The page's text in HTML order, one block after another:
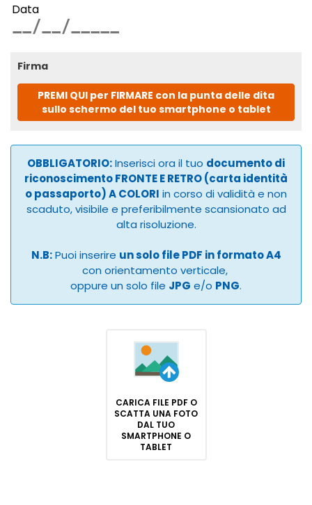
Data
Firma
PREMI QUI per FIRMARE con la punta delle dita
sullo schermo del tuo smartphone o tablet
OBBLIGATORIO:Inserisci ora il tuo documento di
riconoscimento FRONTE E RETRO (carta identità
o passaporto) A COLORI in corso di validità e non
scaduto, visibile e preferibilmente scansionato ad
alta risoluzione.
N.B:Puoi inserire un solo file PDF in formato A4
con orientamento verticale,
oppure un solo file JPG e/o PNG.
CARICA FILE PDF O
SCATTA UNA FOTO
DAL TUO
SMARTPHONE O
TABLET